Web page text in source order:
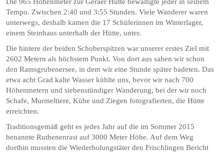
Tempo. Zwischen 2:40 und 3:55 Stunden. Viele Wanderer waren
unterwegs, deshalb kamen die 17 Schülerinnen im Winterlager,
einem Steinhaus unterhalb der Hütte, unter.
Die hintere der beiden Schoberspitzen war unserer erstes Ziel mit
2602 Metern als höchstem Punkt. Von dort aus sahen wir schon
den Ramsgrubenersee, in dem wir eine Stunde später badeten. Das
etwa acht Grad kalte Wasser kühlte uns, bevor wir nach 700
Höhenmetern und siebenstündiger Wanderung, bei der wir noch
Schafe, Murmeltiere, Kühe und Ziegen fotografierten, die Hütte
erreichten.
Traditionsgemäß geht es jedes Jahr auf die im Sommer 2015
benannte Ruthenenrast auf 3000 Meter Höhe. Auf dem Weg
dorthin mussten die Wiederholungstäter den Frischlingen Bericht